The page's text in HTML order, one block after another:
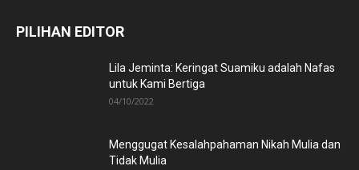
PILIHAN EDITOR
Lila Jeminta: Keringat Suamiku adalah Nafas
untuk Kami Bertiga
04/10/2022
Menggugat Kesalahpahaman Nikah Mulia dan
Tidak Mulia